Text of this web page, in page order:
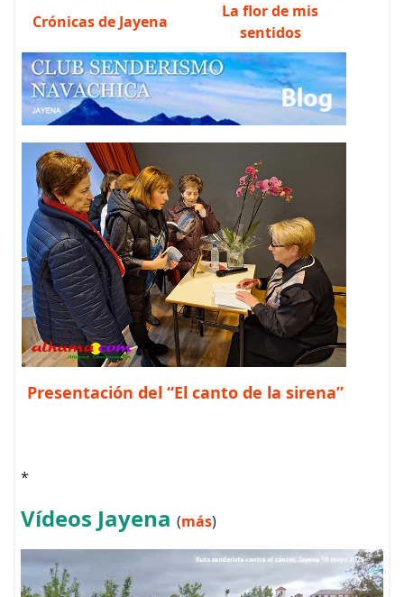
Crónicas de Jayena
La flor de mis
sentidos
Presentación del “El canto de la sirena”
*
Vídeos Jayena (más)